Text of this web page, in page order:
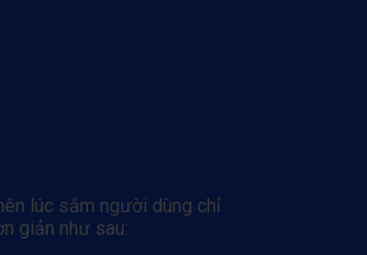
lúc sắm người dùng chỉ
giản như sau: